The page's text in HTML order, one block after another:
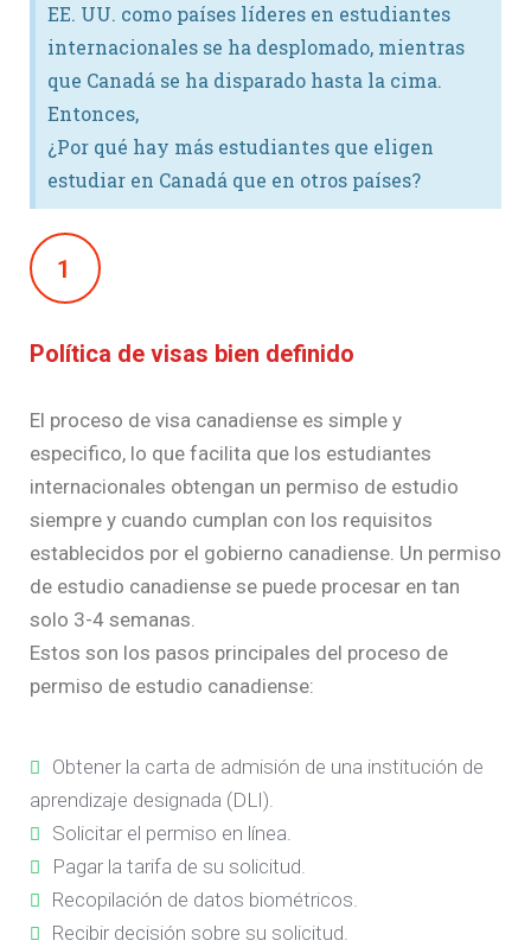
EE. UU. como países líderes en estudiantes
internacionales se ha desplomado, mientras
que Canadá se ha disparado hasta la cima.
Entonces,
¿Por qué hay más estudiantes que eligen
estudiar en Canadá que en otros países?
1
Política de visas bien definido
El proceso de visa canadiense es simple y
especifico, lo que facilita que los estudiantes
internacionales obtengan un permiso de estudio
siempre y cuando cumplan con los requisitos
establecidos por el gobierno canadiense. Un permiso
de estudio canadiense se puede procesar en tan
solo 3-4 semanas.
Estos son los pasos principales del proceso de
permiso de estudio canadiense:
Obtener la carta de admisión de una institución de
aprendizaje designada (DLI).
Solicitar el permiso en línea.
Pagar la tarifa de su solicitud.
Recopilación de datos biométricos.
Recibir decisión sobre su solicitud.